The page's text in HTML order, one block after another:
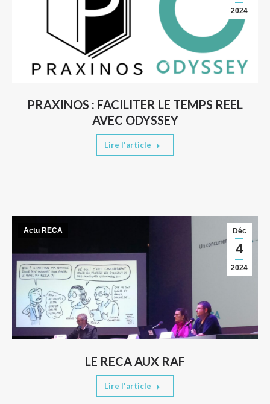
PRAXINOS : FACILITER LE TEMPS REEL
AVEC ODYSSEY
2024
Lire l'article
LE RECA AUX RAF
Déc
4
2024
Actu RECA
Lire l'article